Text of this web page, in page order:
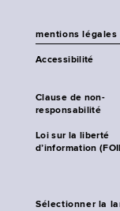
mentions légales
Accessibilité
Clause de non-
responsabilité
Loi sur la liberté
d’information
Sélectionner la